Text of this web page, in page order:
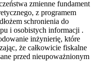
zmienne fundament
z programem
schronienia do
i osobistych informacji .
inżynierię, które
że całkowicie fiskalne
przed nieupoważnionym